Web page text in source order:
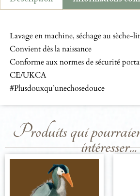
Lavage en machine, séchage au sèche-
Convient dès la naissance
Conforme aux normes de sécurité
CE/UKCA
#Plusdouxqu’unechosedouce
Produits qui
intéresser...